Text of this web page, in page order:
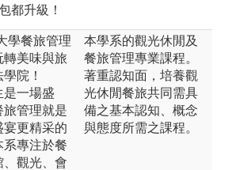
都升級！
學餐旅管理
轉美味與旅
院！
是一場盛
旅管理就是
宴更精采的
系專注於餐
、觀光、會
本學系的觀光休閒及
餐旅管理專業課程。
著重認知面，培養觀
光休閒餐旅共同需具
備之基本認知、概念
與態度所需之課程。